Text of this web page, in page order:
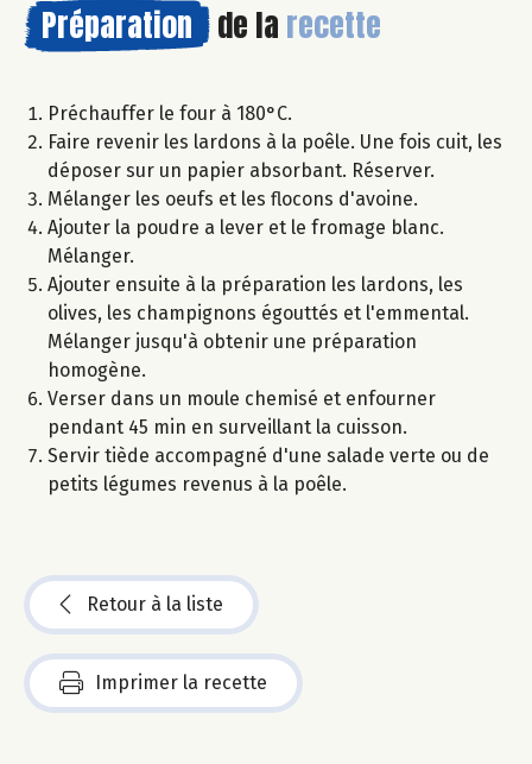
Préparation de la recette
Préchauffer le four à 180°C.
Faire revenir les lardons à la poêle. Une fois cuit, les
déposer sur un papier absorbant. Réserver.
Mélanger les oeufs et les flocons d'avoine.
Ajouter la poudre a lever et le fromage blanc.
Mélanger.
Ajouter ensuite à la préparation les lardons, les
olives, les champignons égouttés et l'emmental.
Mélanger jusqu'à obtenir une préparation
homogène.
Verser dans un moule chemisé et enfourner
pendant 45 min en surveillant la cuisson.
Servir tiède accompagné d'une salade verte ou de
petits légumes revenus à la poêle.
Retour à la liste
Imprimer la recette